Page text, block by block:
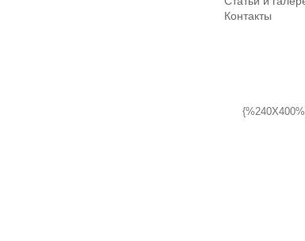
Контакты